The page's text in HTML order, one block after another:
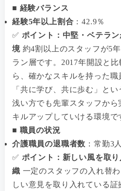
■ 経験バランス
経験5年以上割合 ：42.9％
✅ ポイント：中堅・ベテラ
境約4割以上のスタッフが5
ラン層です。2017年開設と
ら、確かなスキルを持った職
「共に学び、共に歩む」と
浅い方でも先輩スタッフから
キルアップしていける環境で
■ 職員の状況
介護職員の退職者数 ：常勤3
✅ ポイント：新しい風を取
織 一定のスタッフの入れ替
しい意見を取り入れている